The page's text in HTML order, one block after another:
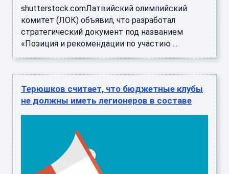
shutterstock.comЛатвийский олимпийский
комитет (ЛОК) объявил, что разработал
стратегический документ под названием
«Позиция и рекомендации по участию ...
Терюшков считает, что бюджетные клубы
не должны иметь легионеров в составе